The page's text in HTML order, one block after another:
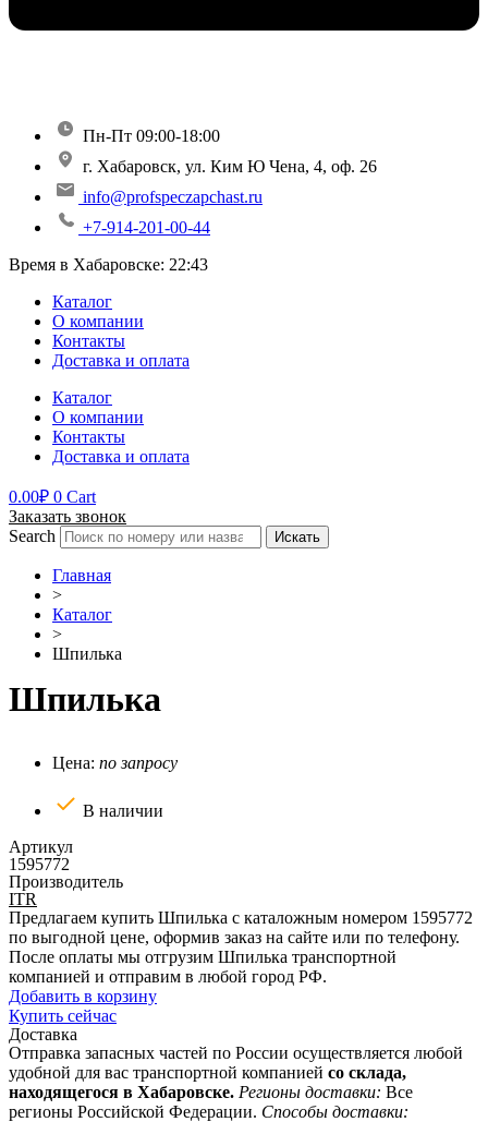
Пн-Пт 09:00-18:00
г. Хабаровск, ул. Ким Ю Чена, 4, оф. 26
info@profspeczapchast.ru
+7-914-201-00-44
Время в Хабаровске: 22:43
Каталог
О компании
Контакты
Доставка и оплата
Каталог
О компании
Контакты
Доставка и оплата
0.00₽ 0 Cart
Заказать звонок
Search
Искать
Главная
>
Каталог
>
Шпилька
Шпилька
Цена: по запросу
В наличии
Артикул
1595772
Производитель
ITR
Предлагаем купить Шпилька с каталожным номером 1595772
по выгодной цене, оформив заказ на сайте или по телефону.
После оплаты мы отгрузим Шпилька транспортной
компанией и отправим в любой город РФ.
Добавить в корзину
Купить сейчас
Доставка
Отправка запасных частей по России осуществляется любой
удобной для вас транспортной компанией со склада,
находящегося в Хабаровске. Регионы доставки: Все
регионы Российской Федерации. Способы доставки: